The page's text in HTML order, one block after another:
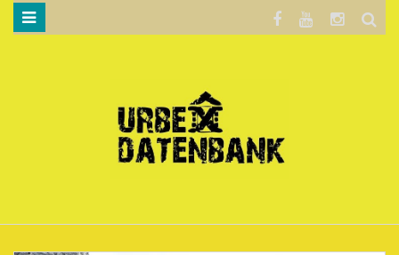
DATENSCHUTZERKLÄRUNG